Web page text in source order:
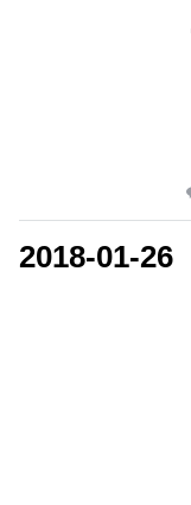
2018-01-26